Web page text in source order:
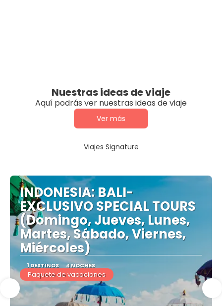
Nuestras ideas de viaje
Aquí podrás ver nuestras ideas de viaje
Ver más
Viajes Signature
INDONESIA: BALI-
EXCLUSIVO SPECIAL TOURS
(Domingo, Jueves, Lunes,
Martes, Sábado, Viernes,
Miércoles)
1 DESTINOS 4 NOCHES
Paquete de vacaciones